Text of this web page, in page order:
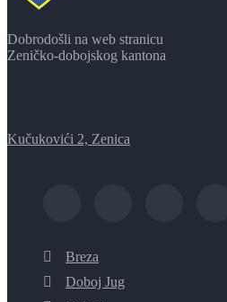
Dobrodošli na web stranicu
Zeničko-dobojskog kantona
Kučukovići 2, Zenica
Breza
Doboj Jug